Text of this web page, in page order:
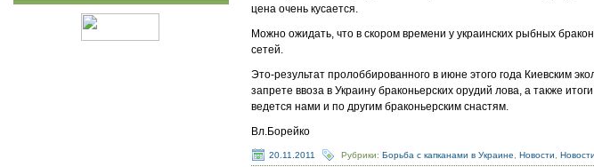
цена очень кусается.
Можно ожидать, что в скором времени у украинских рыбных
сетей.
Это-результат пролоббированного в июне этого года Киевским
запрете ввоза в Украину браконьерских орудий лова, а также
ведется нами и по другим браконьерским снастям.
Вл.Борейко
20.11.2011 Рубрики:Борьба с капканами в Украине ,Новости ,